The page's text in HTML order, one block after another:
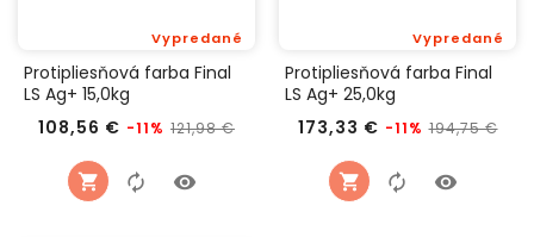
Protipliesňová farba Final
LS Ag+ 15,0kg
108,56 € Bežná
-11% 121,98 €
Vypredané
Cena
Protipliesňová farba Final
LS Ag+ 25,0kg
173,33 € Bežná
-11% 194,75 €
Vypredané